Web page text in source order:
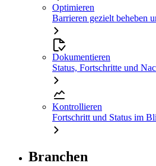
Optimieren
Barrieren gezielt beheben
Dokumentieren
Status, Fortschritte und
Kontrollieren
Fortschritt und Status im
Branchen